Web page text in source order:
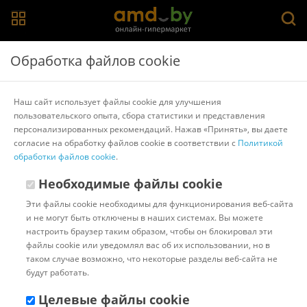
Главная > Каталог товаров
Парикмахерские инструменты и
принадлежности
Популярные
Код:770528 В наличии
Mertz A1300
Доставка в г.Минск 11 августа
с 18:00 до 23:00.Стоимость:
10.00 ƃ
Обработка файлов cookie
Наш сайт использует файлы cookie для улучшения
пользовательского опыта, сбора статистики и представления
персонализированных рекомендаций. Нажав «Принять», вы даете
согласие на обработку файлов cookie в соответствии с Политикой
обработки файлов cookie.
Необходимые файлы cookie
Эти файлы cookie необходимы для функционирования веб-сайта
и не могут быть отключены в наших системах. Вы можете
настроить браузер таким образом, чтобы он блокировал эти
файлы cookie или уведомлял вас об их использовании, но в
таком случае возможно, что некоторые разделы веб-сайта не
будут работать.
Целевые файлы cookie